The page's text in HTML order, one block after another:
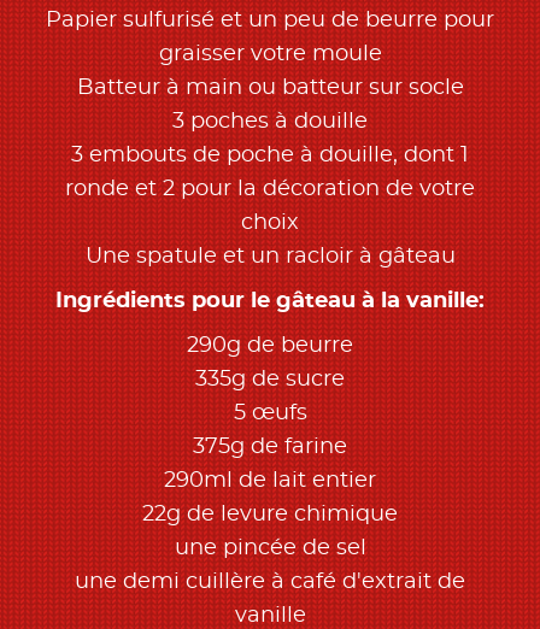
Papier sulfurisé et un peu de beurre pour
graisser votre moule
Batteur à main ou batteur sur socle
3 poches à douille
3 embouts de poche à douille, dont 1
ronde et 2 pour la décoration de votre
choix
Une spatule et un racloir à gâteau
Ingrédients pour le gâteau à la vanille:
290g de beurre
335g de sucre
5 œufs
375g de farine
290ml de lait entier
22g de levure chimique
une pincée de sel
une demi cuillère à café d'extrait de
vanille